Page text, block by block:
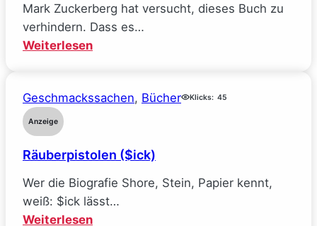
Mark Zuckerberg hat versucht, dieses Buch zu
verhindern. Dass es…
Weiterlesen:
bei
wie
alle
meine
Geschmackssachen, Bücher Klicks: 45
Anzeige
Räuberpistolen ($ick)
Wer die Biografie Shore, Stein, Papier kennt,
weiß: $ick lässt…
Weiterlesen: